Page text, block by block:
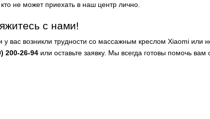
кто не может приехать в наш центр лично.
с нами!
у вас возникли трудности со массажным креслом Xiaomi или
200-26-94 или оставьте заявку. Мы всегда готовы помочь вам